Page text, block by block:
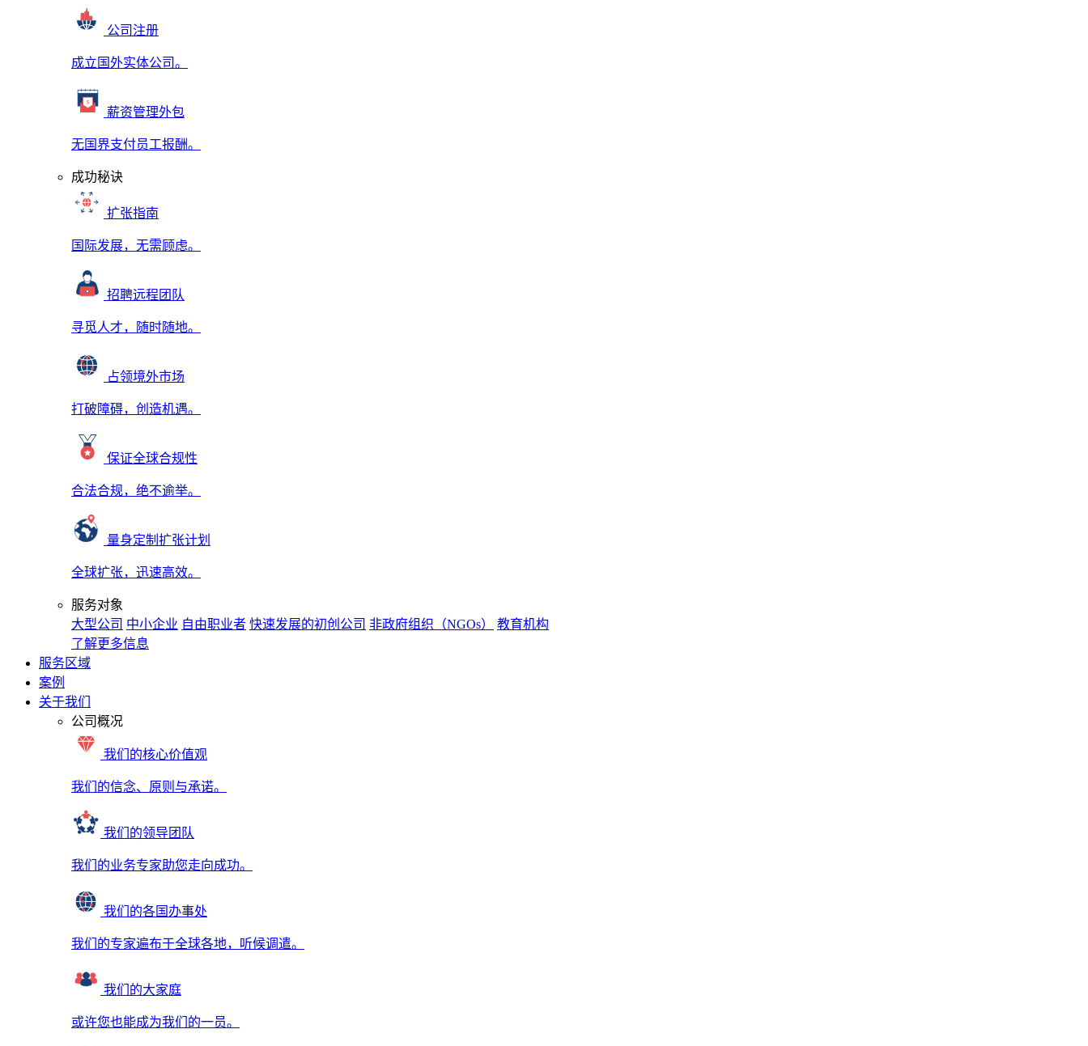
公司注册
成立国外实体公司。
薪资管理外包
无国界支付员工报酬。
成功秘诀
扩张指南
国际发展，无需顾虑。
招聘远程团队
寻觅人才，随时随地。
占领境外市场
打破障碍，创造机遇。
保证全球合规性
合法合规，绝不逾举。
量身定制扩张计划
全球扩张，迅速高效。
服务对象
大型公司 中小企业 自由职业者 快速发展的初创公司 非政府组织（NGOs）
教育机构
了解更多信息
服务区域
案例
关于我们
公司概况
我们的核心价值观
我们的信念、原则与承诺。
我们的领导团队
我们的业务专家助您走向成功。
我们的各国办事处
我们的专家遍布于全球各地，听候调遣。
我们的大家庭
或许您也能成为我们的一员。